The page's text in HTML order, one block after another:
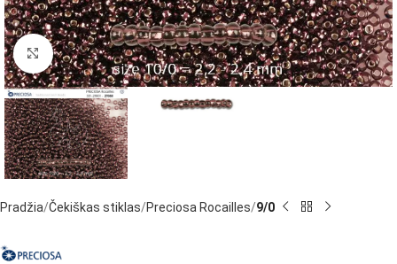
Spustelėkite, jei norite padidinti
Pradžia Čekiškas stiklas Preciosa Rocailles 9/0